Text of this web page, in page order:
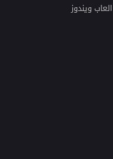
العاب ويندوز